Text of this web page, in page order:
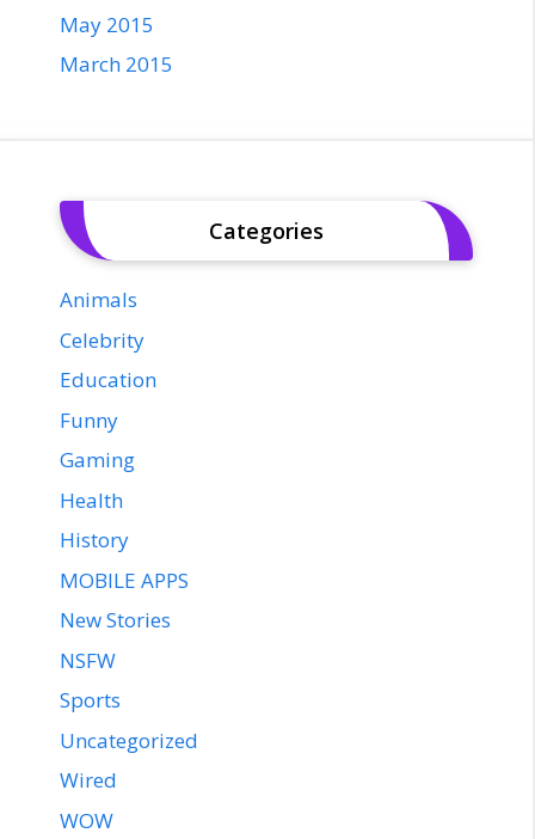
May 2015
March 2015
Categories
Animals
Celebrity
Education
Funny
Gaming
Health
History
MOBILE APPS
New Stories
NSFW
Sports
Uncategorized
Wired
WOW